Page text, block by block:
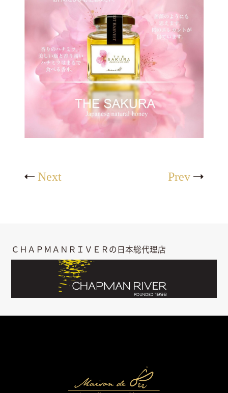
Next Prev
ＣＨＡＰＭＡＮＲＩＶＥＲの日本総代理店